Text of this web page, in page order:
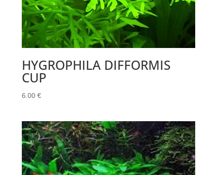
HYGROPHILA DIFFORMIS
CUP
6.00 €